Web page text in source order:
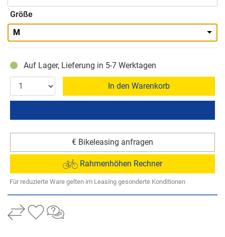
Größe
M
Auf Lager, Lieferung in 5-7 Werktagen
In den Warenkorb
€ Bikeleasing anfragen
Rahmenhöhen Rechner
Für reduzierte Ware gelten im Leasing gesonderte Konditionen